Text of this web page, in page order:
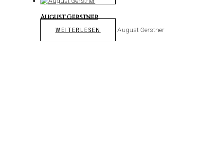
August Gerstner
WEITERLESEN August Gerstner